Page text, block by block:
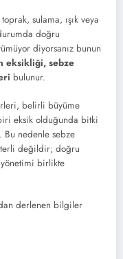
sulama, ışık veya
doğru
diyorsanız bunun
eksikliği, sebze
bulunur.
belirli büyüme
eksik olduğunda bitki
nedenle sebze
değildir; doğru
birlikte
derlenen bilgiler